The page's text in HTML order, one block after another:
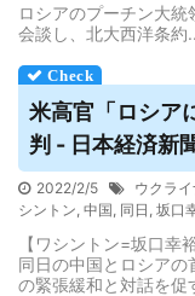
ロシアのプーチン大
会談し、北大西洋条約
米高官「 ロシア
判 - 日本経済新
2022/2/5 ウクラ
シントン, 中国, 同日 , 坂口
【ワシントン=坂口幸
同日の中国とロシア
の緊張緩和と対話を促